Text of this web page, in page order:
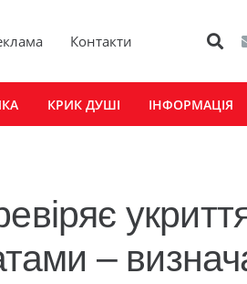
Контакти
КРИК ДУШІ ІНФОРМАЦІЯ
–